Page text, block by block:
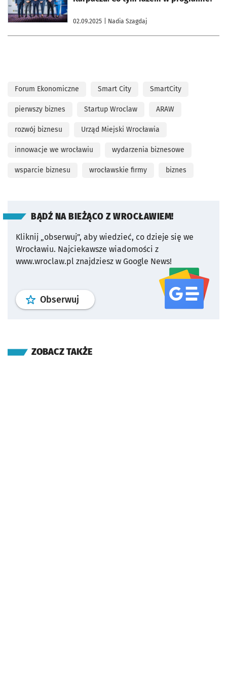
02.09.2025 | Nadia Szagdaj
Forum Ekonomiczne Smart City SmartCity
pierwszy biznes Startup Wroclaw ARAW
rozwój biznesu Urząd Miejski Wrocławia
innowacje we wrocławiu wydarzenia biznesowe
wsparcie biznesu wrocławskie firmy biznes
BĄDŹ NA BIEŻĄCO Z WROCŁAWIEM!
Kliknij „obserwuj”, aby wiedzieć, co dzieje się we
Wrocławiu. Najciekawsze wiadomości z
www.wroclaw.pl znajdziesz w Google News!
Obserwuj profil serwisu
ZOBACZ TAKŻE